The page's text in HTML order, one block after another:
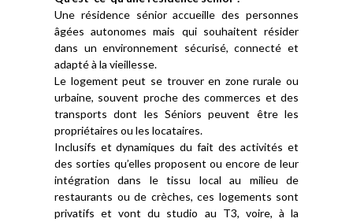
Une résidence sénior accueille des personnes
âgées autonomes mais qui souhaitent résider
dans un environnement sécurisé, connecté et
adapté à la vieillesse.
Le logement peut se trouver en zone rurale ou
urbaine, souvent proche des commerces et des
transports dont les Séniors peuvent être les
propriétaires ou les locataires.
Inclusifs et dynamiques du fait des activités et
des sorties qu’elles proposent ou encore de leur
intégration dans le tissu local au milieu de
restaurants ou de crèches, ces logements sont
privatifs et vont du studio au T3, voire, à la